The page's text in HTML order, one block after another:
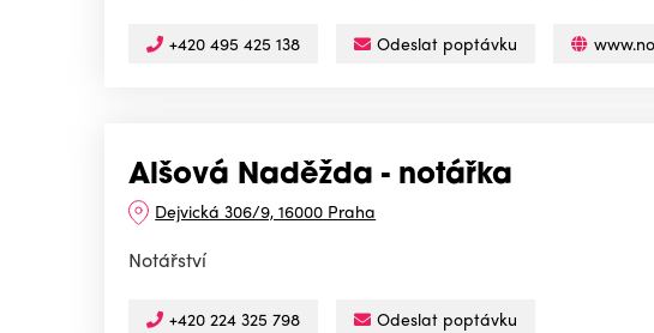
+420 495 425 138 Odeslat poptávku
Alšová Naděžda - notářka
Dejvická 306/9, 16000 Praha
Notářství
+420 224 325 798 Odeslat poptávku